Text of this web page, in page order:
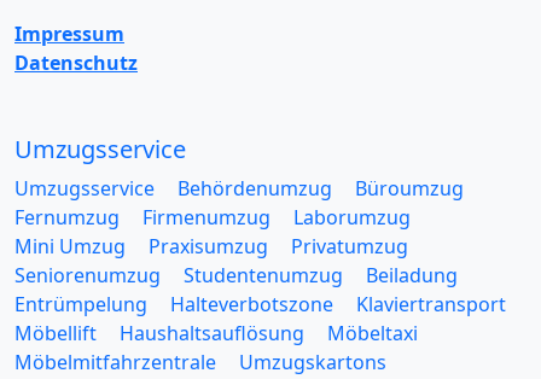
Impressum
Datenschutz
Umzugsservice
Umzugsservice Behördenumzug
Büroumzug
Fernumzug
Firmenumzug
Laborumzug
Mini Umzug
Praxisumzug
Privatumzug
Seniorenumzug
Studentenumzug
Beiladung
Entrümpelung
Halteverbotszone
Klaviertransport
Möbellift
Haushaltsauflösung
Möbeltaxi
Möbelmitfahrzentrale
Umzugskartons